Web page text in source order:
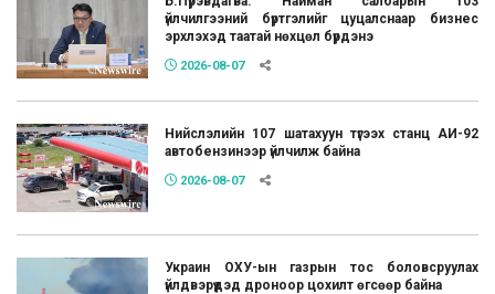
үйлчилгээний бүртгэлийг цуцалснаар бизнес
эрхлэхэд таатай нөхцөл бүрдэнэ
2026-08-07
Нийслэлийн 107 шатахуун түгээх станц АИ-92
автобензинээр үйлчилж байна
2026-08-07
Украин ОХУ-ын газрын тос боловсруулах
үйлдвэрүүдэд дроноор цохилт өгсөөр байна